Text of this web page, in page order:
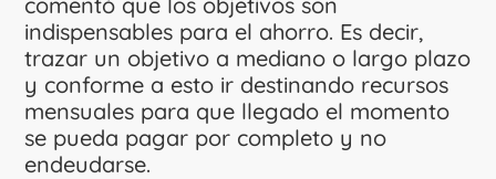
indispensables para el ahorro. Es decir,
trazar un objetivo a mediano o largo plazo
y conforme a esto ir destinando recursos
mensuales para que llegado el momento
se pueda pagar por completo y no
endeudarse.